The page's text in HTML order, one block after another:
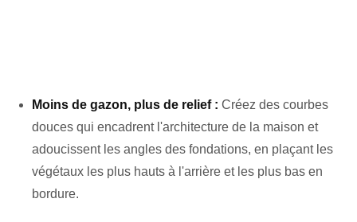
Moins de gazon, plus de relief : Créez des courbes
douces qui encadrent l'architecture de la maison et
adoucissent les angles des fondations, en plaçant les
végétaux les plus hauts à l'arrière et les plus bas en
bordure.